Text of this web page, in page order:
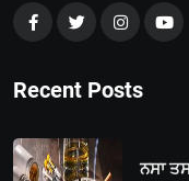
Recent Posts
ਨਸਾ